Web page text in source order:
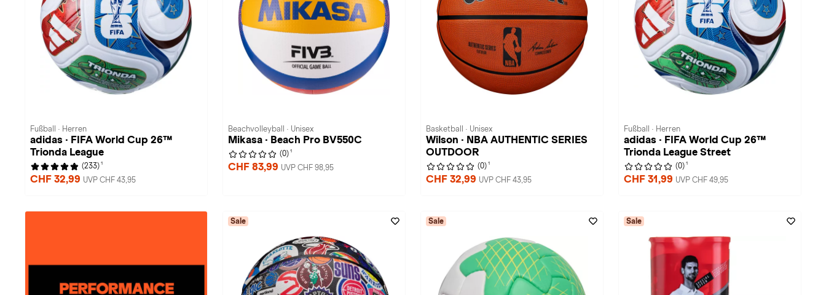
Fußball · Herren
adidas · FIFA World Cup 26™
Trionda League
(233) 1
CHF 32,99 UVP CHF 43,95
Beachvolleyball · Unisex
Mikasa · Beach Pro BV550C
(0) 1
CHF 83,99 UVP CHF 98,95
Basketball · Unisex
Wilson · NBA AUTHENTIC SERIES
OUTDOOR
(0) 1
CHF 32,99 UVP CHF 43,95
Fußball · Herren
adidas · FIFA World Cup 26™
Trionda League Street
(0) 1
CHF 31,99 UVP CHF 49,95
Sale Sale Sale